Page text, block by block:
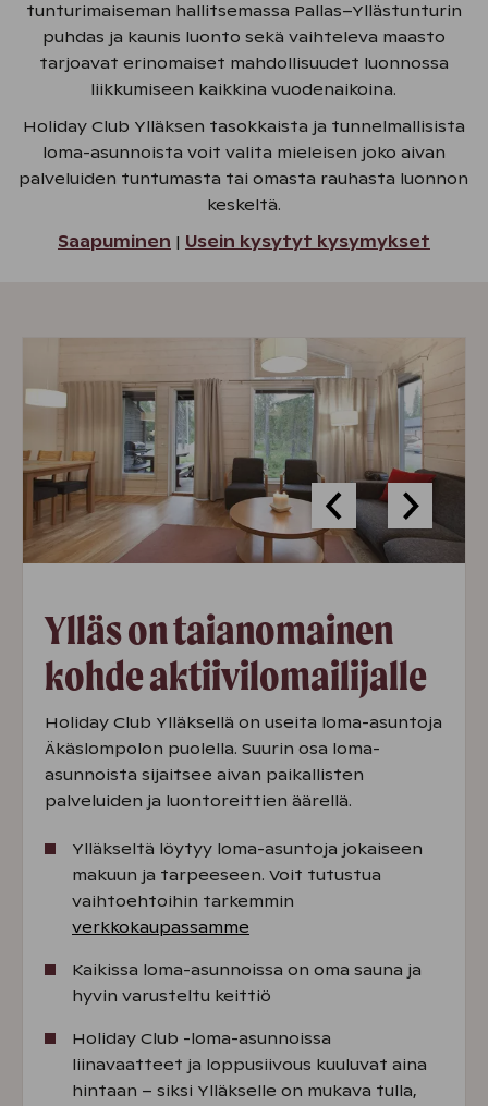
tunturimaiseman hallitsemassa Pallas–Yllästunturin
puhdas ja kaunis luonto sekä vaihteleva maasto
tarjoavat erinomaiset mahdollisuudet luonnossa
liikkumiseen kaikkina vuodenaikoina.
Holiday Club Ylläksen tasokkaista ja tunnelmallisista
loma-asunnoista voit valita mieleisen joko aivan
palveluiden tuntumasta tai omasta rauhasta luonnon
keskeltä.
Saapuminen | Usein kysytyt kysymykset
Ylläs on taianomainen
kohde aktiivilomailijalle
Holiday Club Ylläksellä on useita loma-asuntoja
Äkäslompolon puolella. Suurin osa loma-
asunnoista sijaitsee aivan paikallisten
palveluiden ja luontoreittien äärellä.
Ylläkseltä löytyy loma-asuntoja jokaiseen
makuun ja tarpeeseen. Voit tutustua
vaihtoehtoihin tarkemmin
verkkokaupassamme
Kaikissa loma-asunnoissa on oma sauna ja
hyvin varusteltu keittiö
Holiday Club -loma-asunnoissa
liinavaatteet ja loppusiivous kuuluvat aina
hintaan – siksi Ylläkselle on mukava tulla,